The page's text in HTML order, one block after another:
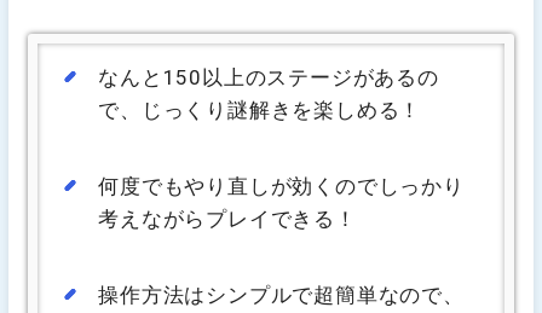
なんと150以上のステージがあるの
で、じっくり謎解きを楽しめる！
何度でもやり直しが効くのでしっかり
考えながらプレイできる！
操作方法はシンプルで超簡単なので、